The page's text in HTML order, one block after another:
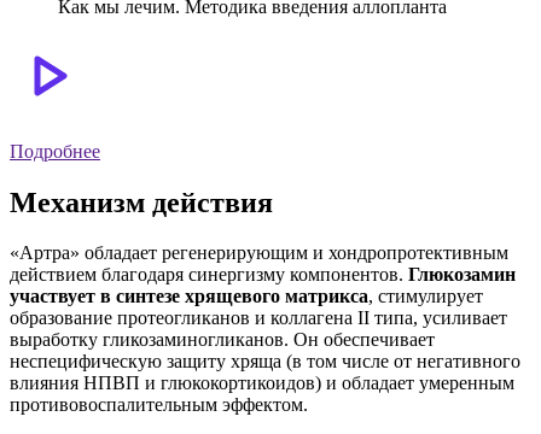
Как мы лечим. Методика введения аллопланта
Подробнее
Механизм действия
«Артра» обладает регенерирующим и хондропротективным
действием благодаря синергизму компонентов. Глюкозамин
участвует в синтезе хрящевого матрикса, стимулирует
образование протеогликанов и коллагена II типа, усиливает
выработку гликозаминогликанов. Он обеспечивает
неспецифическую защиту хряща (в том числе от негативного
влияния НПВП и глюкокортикоидов) и обладает умеренным
противовоспалительным эффектом.